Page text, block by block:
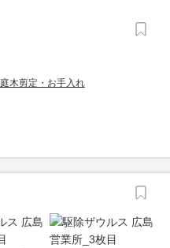
庭木剪定・お手入れ